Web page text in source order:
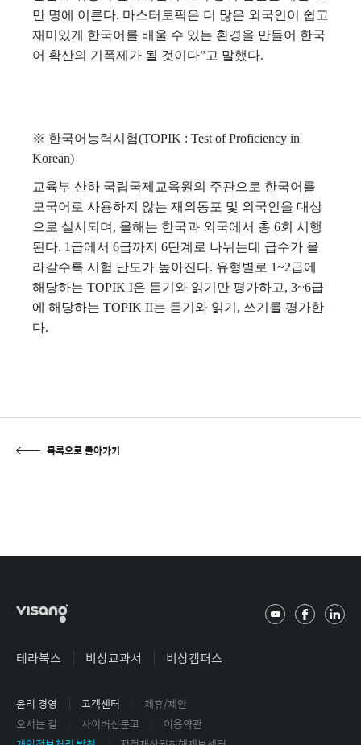
만 명에 이른다. 마스터토픽은 더 많은 외국인이 쉽고
재미있게 한국어를 배울 수 있는 환경을 만들어 한국
어 확산의 기폭제가 될 것이다”고 말했다.
※ 한국어능력시험(TOPIK : Test of Proficiency in
Korean)
교육부 산하 국립국제교육원의 주관으로 한국어를
모국어로 사용하지 않는 재외동포 및 외국인을 대상
으로 실시되며, 올해는 한국과 외국에서 총 6회 시행
된다. 1급에서 6급까지 6단계로 나뉘는데 급수가 올
라갈수록 시험 난도가 높아진다. 유형별로 1~2급에
해당하는 TOPIK I은 듣기와 읽기만 평가하고, 3~6급
에 해당하는 TOPIK II는 듣기와 읽기, 쓰기를 평가한
다.
목록으로 돌아가기
테라북스 비상교과서 비상캠퍼스
윤리 경영 고객센터
제휴/제안
오시는 길
사이버신문고
이용약관
유
페
링